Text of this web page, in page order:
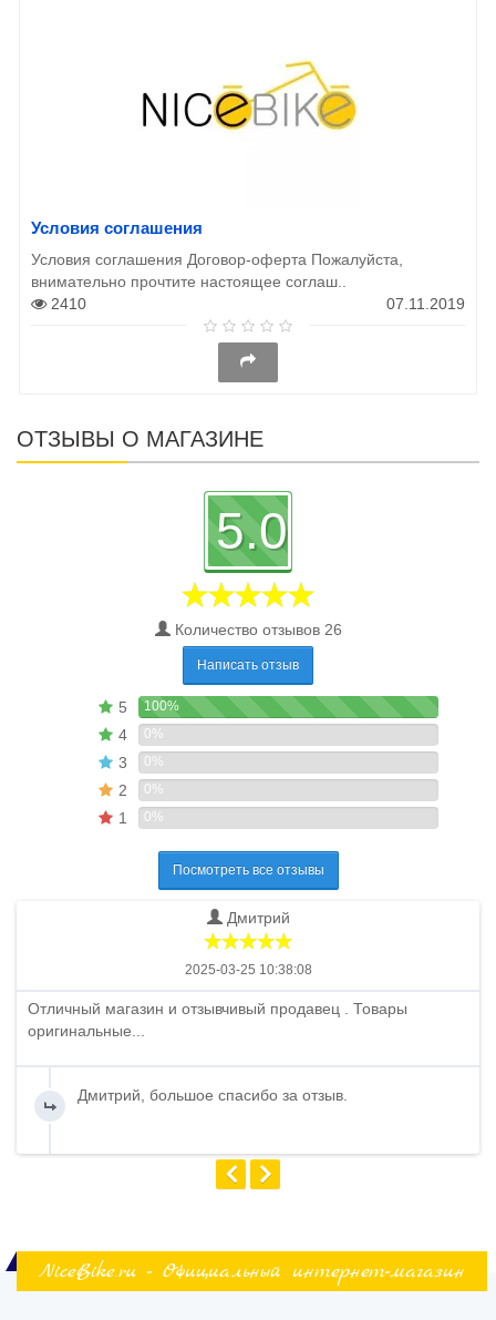
Условия соглашения
Условия соглашения Договор-оферта Пожалуйста,
внимательно прочтите настоящее соглаш..
2410
07.11.2019
ОТЗЫВЫ О МАГАЗИНЕ
5.0
Количество отзывов 26
Написать отзыв
5 100%
4 0%
3 0%
2 0%
1 0%
Посмотреть все отзывы
Дмитрий
2025-03-25 10:38:08
Отличный магазин и отзывчивый продавец . Товары
оригинальные...
Дмитрий, большое спасибо за отзыв.
NiceBike.ru - Официальный интернет-магазин